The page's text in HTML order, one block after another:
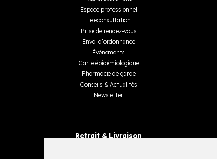
Espace professionnel
Téléconsultation
Prise de rendez-vous
Envoi d’ordonnance
Événements
Carte épidémiologique
Pharmacie de garde
Conseils & Actualités
Newsletter
Retrait & Livraison